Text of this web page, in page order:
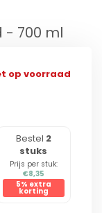
- 700 ml
op voorraad
Bestel 2
stuks
Prijs per stuk:
€8,35
5% extra
korting